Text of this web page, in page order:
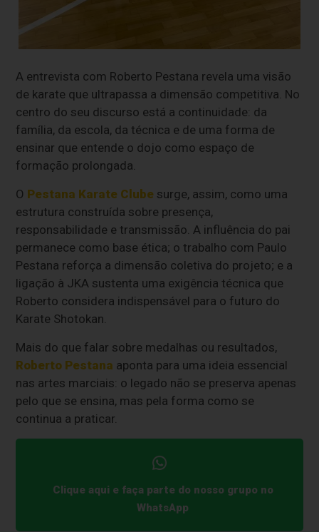
A entrevista com Roberto Pestana revela uma visão
de karate que ultrapassa a dimensão competitiva. No
centro do seu discurso está a continuidade: da
família, da escola, da técnica e de uma forma de
ensinar que entende o dojo como espaço de
formação prolongada.
O Pestana Karate Clube surge, assim, como uma
estrutura construída sobre presença,
responsabilidade e transmissão. A influência do pai
permanece como base ética; o trabalho com Paulo
Pestana reforça a dimensão coletiva do projeto; e a
ligação à JKA sustenta uma exigência técnica que
Roberto considera indispensável para o futuro do
Karate Shotokan.
Mais do que falar sobre medalhas ou resultados,
Roberto Pestana aponta para uma ideia essencial
nas artes marciais: o legado não se preserva apenas
pelo que se ensina, mas pela forma como se
continua a praticar.
Clique aqui e faça parte do nosso grupo no
WhatsApp